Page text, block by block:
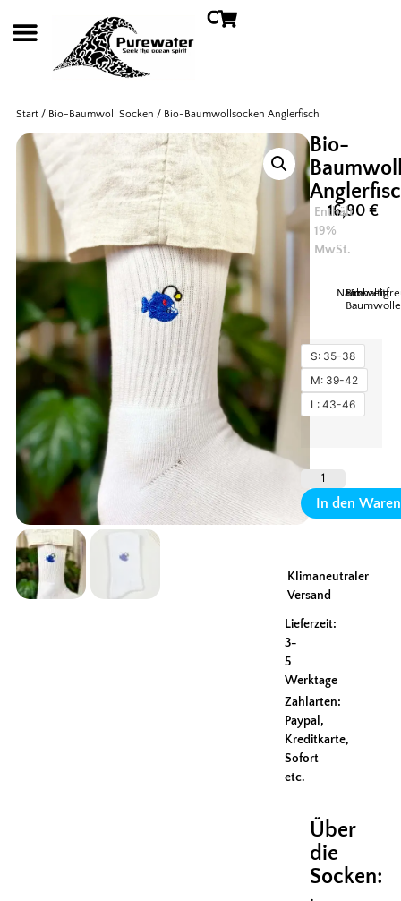
Start/ Bio-Baumwoll Socken / Bio-Baumwollsocken Anglerfisch
Bio-
16,90 €
Enthält
19%
MwSt.
Nachhaltig
Bio-
Baumwolle
S: 35-38
M: 39-42
L: 43-46
In den
Klimaneutraler
Versand
Lieferzeit:
3-
5
Werktage
Zahlarten:
Paypal,
Kreditkarte,
Sofort
etc.
Über
die
Socken: